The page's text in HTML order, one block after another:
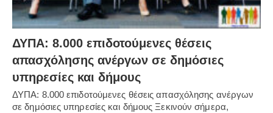
ΔΥΠΑ: 8.000 επιδοτούμενες θέσεις
απασχόλησης ανέργων σε δημόσιες
υπηρεσίες και δήμους
ΔΥΠΑ: 8.000 επιδοτούμενες θέσεις απασχόλησης ανέργων
σε δημόσιες υπηρεσίες και δήμους Ξεκινούν σήμερα,